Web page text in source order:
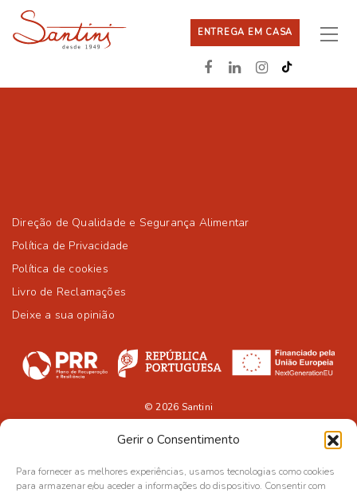
Gerir o Consentimento
Para fornecer as melhores experiências, usamos tecnologias como cookies
para armazenar e/ou aceder a informações do dispositivo. Consentir com
ENTREGA EM CASA
Direção de Qualidade e Segurança Alimentar
Política de Privacidade
Política de cookies
Livro de Reclamações
Deixe a sua opinião
© 2026 Santini